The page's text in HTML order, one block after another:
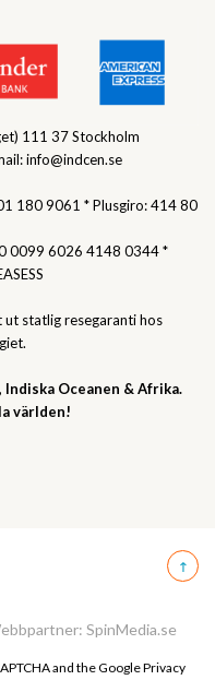
111 37 Stockholm
info@indcen.se
180 9061 * Plusgiro: 414 80
0099 6026 4148 0344 *
ut statlig resegaranti hos
Oceanen & Afrika.
världen!
SpinMedia.se
and the GooglePrivacy